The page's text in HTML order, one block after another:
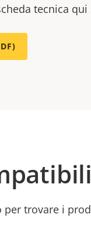
tecnica qui
per trovare i